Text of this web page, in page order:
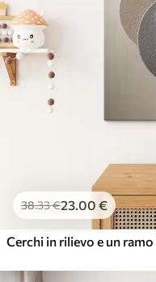
38.33€23.00 €